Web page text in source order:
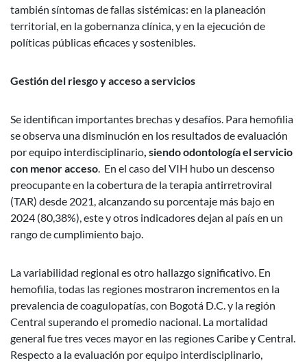
también síntomas de fallas sistémicas: en la planeación
territorial, en la gobernanza clínica, y en la ejecución de
políticas públicas eficaces y sostenibles.
Gestión del riesgo y acceso a servicios
Se identifican importantes brechas y desafíos. Para hemofilia
se observa una disminución en los resultados de evaluación
por equipo interdisciplinario , siendo odontología el servicio
con menor acceso . En el caso del VIH hubo un descenso
preocupante en la cobertura de la terapia antirretroviral
(TAR) desde 2021, alcanzando su porcentaje más bajo en
2024 (80,38%), este y otros indicadores dejan al país en un
rango de cumplimiento bajo.
La variabilidad regional es otro hallazgo significativo. En
hemofilia, todas las regiones mostraron incrementos en la
prevalencia de coagulopatías, con Bogotá D.C. y la región
Central superando el promedio nacional. La mortalidad
general fue tres veces mayor en las regiones Caribe y Central.
Respecto a la evaluación por equipo interdisciplinario,